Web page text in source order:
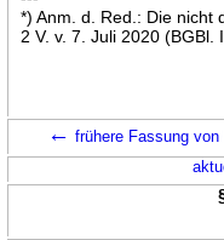
*) Anm. d. Red.: Die nicht
2 V. v. 7. Juli 2020 (BGBl.
← frühere Fassung von